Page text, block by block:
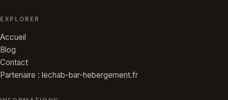
EXPLORER
Accueil
Blog
Contact
Partenaire : lechab-bar-hebergement.fr